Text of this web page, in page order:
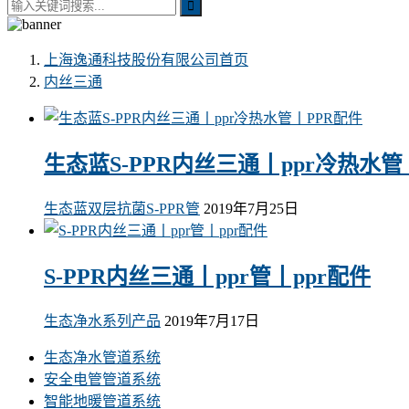
上海逸通科技股份有限公司首页
内丝三通
生态蓝S-PPR内丝三通丨ppr冷热水管
生态蓝双层抗菌S-PPR管 2019年7月25日
S-PPR内丝三通丨ppr管丨ppr配件
生态净水系列产品 2019年7月17日
生态净水管道系统
安全电管管道系统
智能地暖管道系统